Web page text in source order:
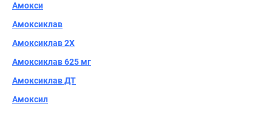
Амокси
Амоксиклав
Амоксиклав 2Х
Амоксиклав 625 мг
Амоксиклав ДТ
Амоксил